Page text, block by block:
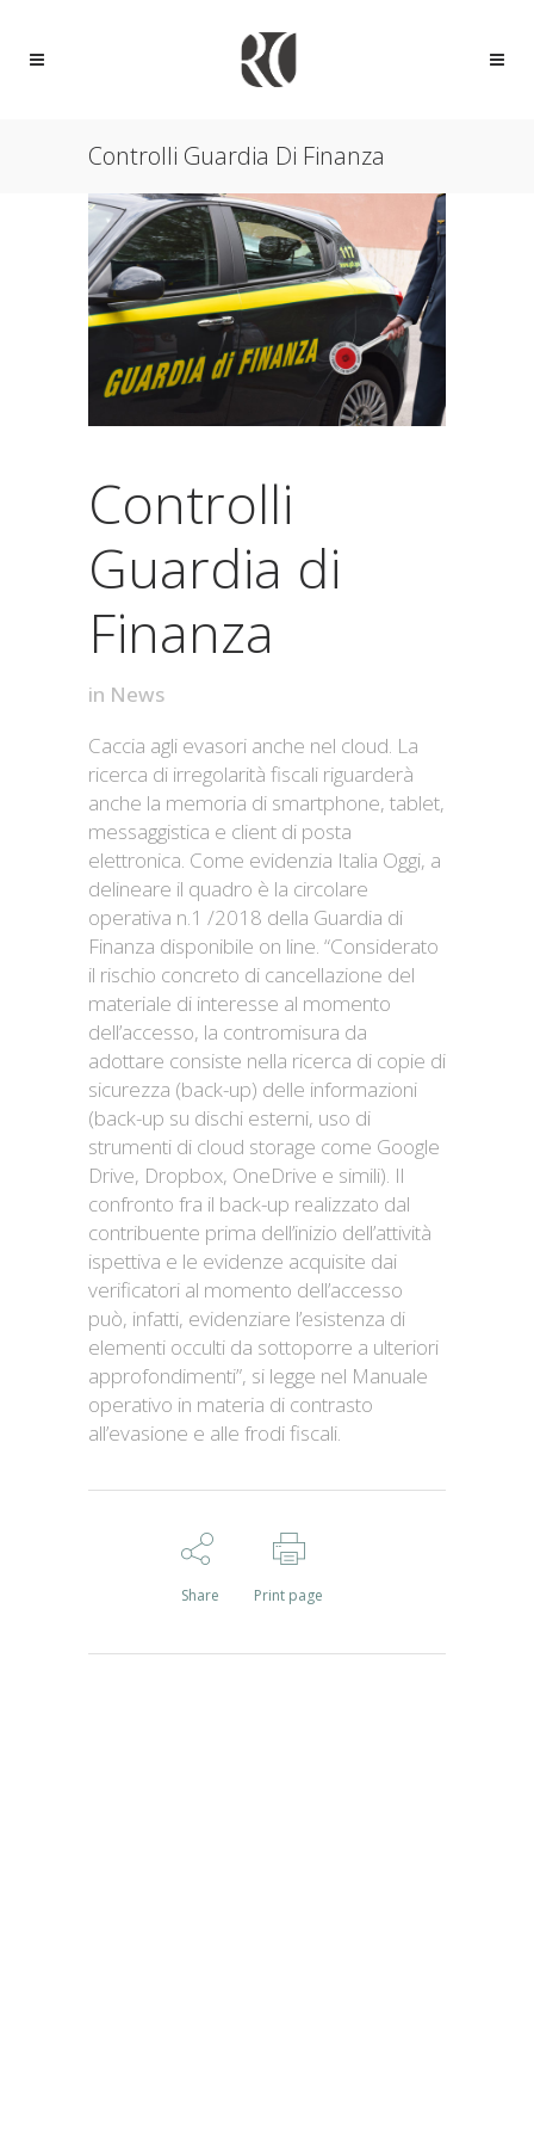
Controlli Guardia Di Finanza
Controlli
Guardia di
Finanza
in News
Caccia agli evasori anche nel cloud. La
ricerca di irregolarità fiscali riguarderà
anche la memoria di smartphone, tablet,
messaggistica e client di posta
elettronica. Come evidenzia Italia Oggi, a
delineare il quadro è la circolare
operativa n.1 /2018 della Guardia di
Finanza disponibile on line. “Considerato
il rischio concreto di cancellazione del
materiale di interesse al momento
dell’accesso, la contromisura da
adottare consiste nella ricerca di copie di
sicurezza (back-up) delle informazioni
(back-up su dischi esterni, uso di
strumenti di cloud storage come Google
Drive, Dropbox, OneDrive e simili). Il
confronto fra il back-up realizzato dal
contribuente prima dell’inizio dell’attività
ispettiva e le evidenze acquisite dai
verificatori al momento dell’accesso
può, infatti, evidenziare l’esistenza di
elementi occulti da sottoporre a ulteriori
approfondimenti”, si legge nel Manuale
operativo in materia di contrasto
all’evasione e alle frodi fiscali.
Share Print page